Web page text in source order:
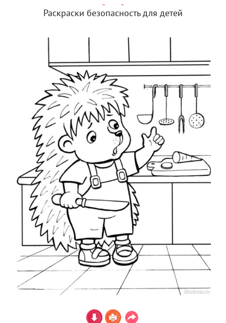
Раскраски безопасность для детей